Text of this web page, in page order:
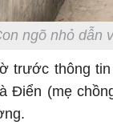
ngõ nhỏ dẫn
trước thông
Điển (mẹ